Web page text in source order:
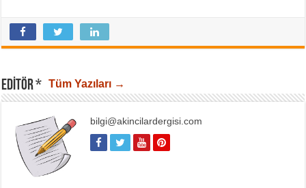
EDITÖR * Tüm Yazıları →
bilgi@akincilardergisi.com